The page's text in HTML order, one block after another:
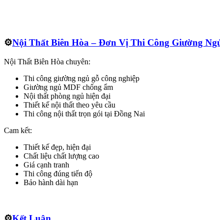
⚙️Nội Thất Biên Hòa – Đơn Vị Thi Công Giường
Nội Thất Biên Hòa chuyên:
Thi công giường ngủ gỗ công nghiệp
Giường ngủ MDF chống ẩm
Nội thất phòng ngủ hiện đại
Thiết kế nội thất theo yêu cầu
Thi công nội thất trọn gói tại Đồng Nai
Cam kết:
Thiết kế đẹp, hiện đại
Chất liệu chất lượng cao
Giá cạnh tranh
Thi công đúng tiến độ
Bảo hành dài hạn